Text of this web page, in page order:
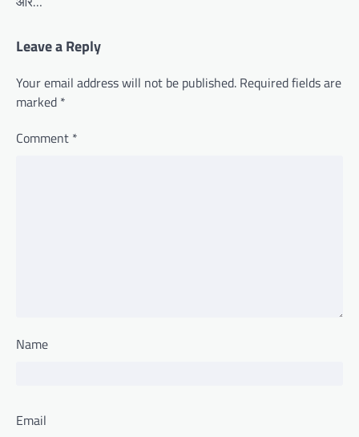
Leave a Reply
Your email address will not be published. Required fields are
marked *
Comment *
Name
Email